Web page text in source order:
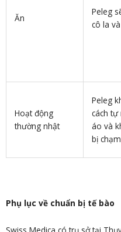
Ăn
Peleg
cô la
Hoạt động
thường nhật
Peleg
cách tự
áo và
bị
Phụ lục về chuẩn bị tế bào